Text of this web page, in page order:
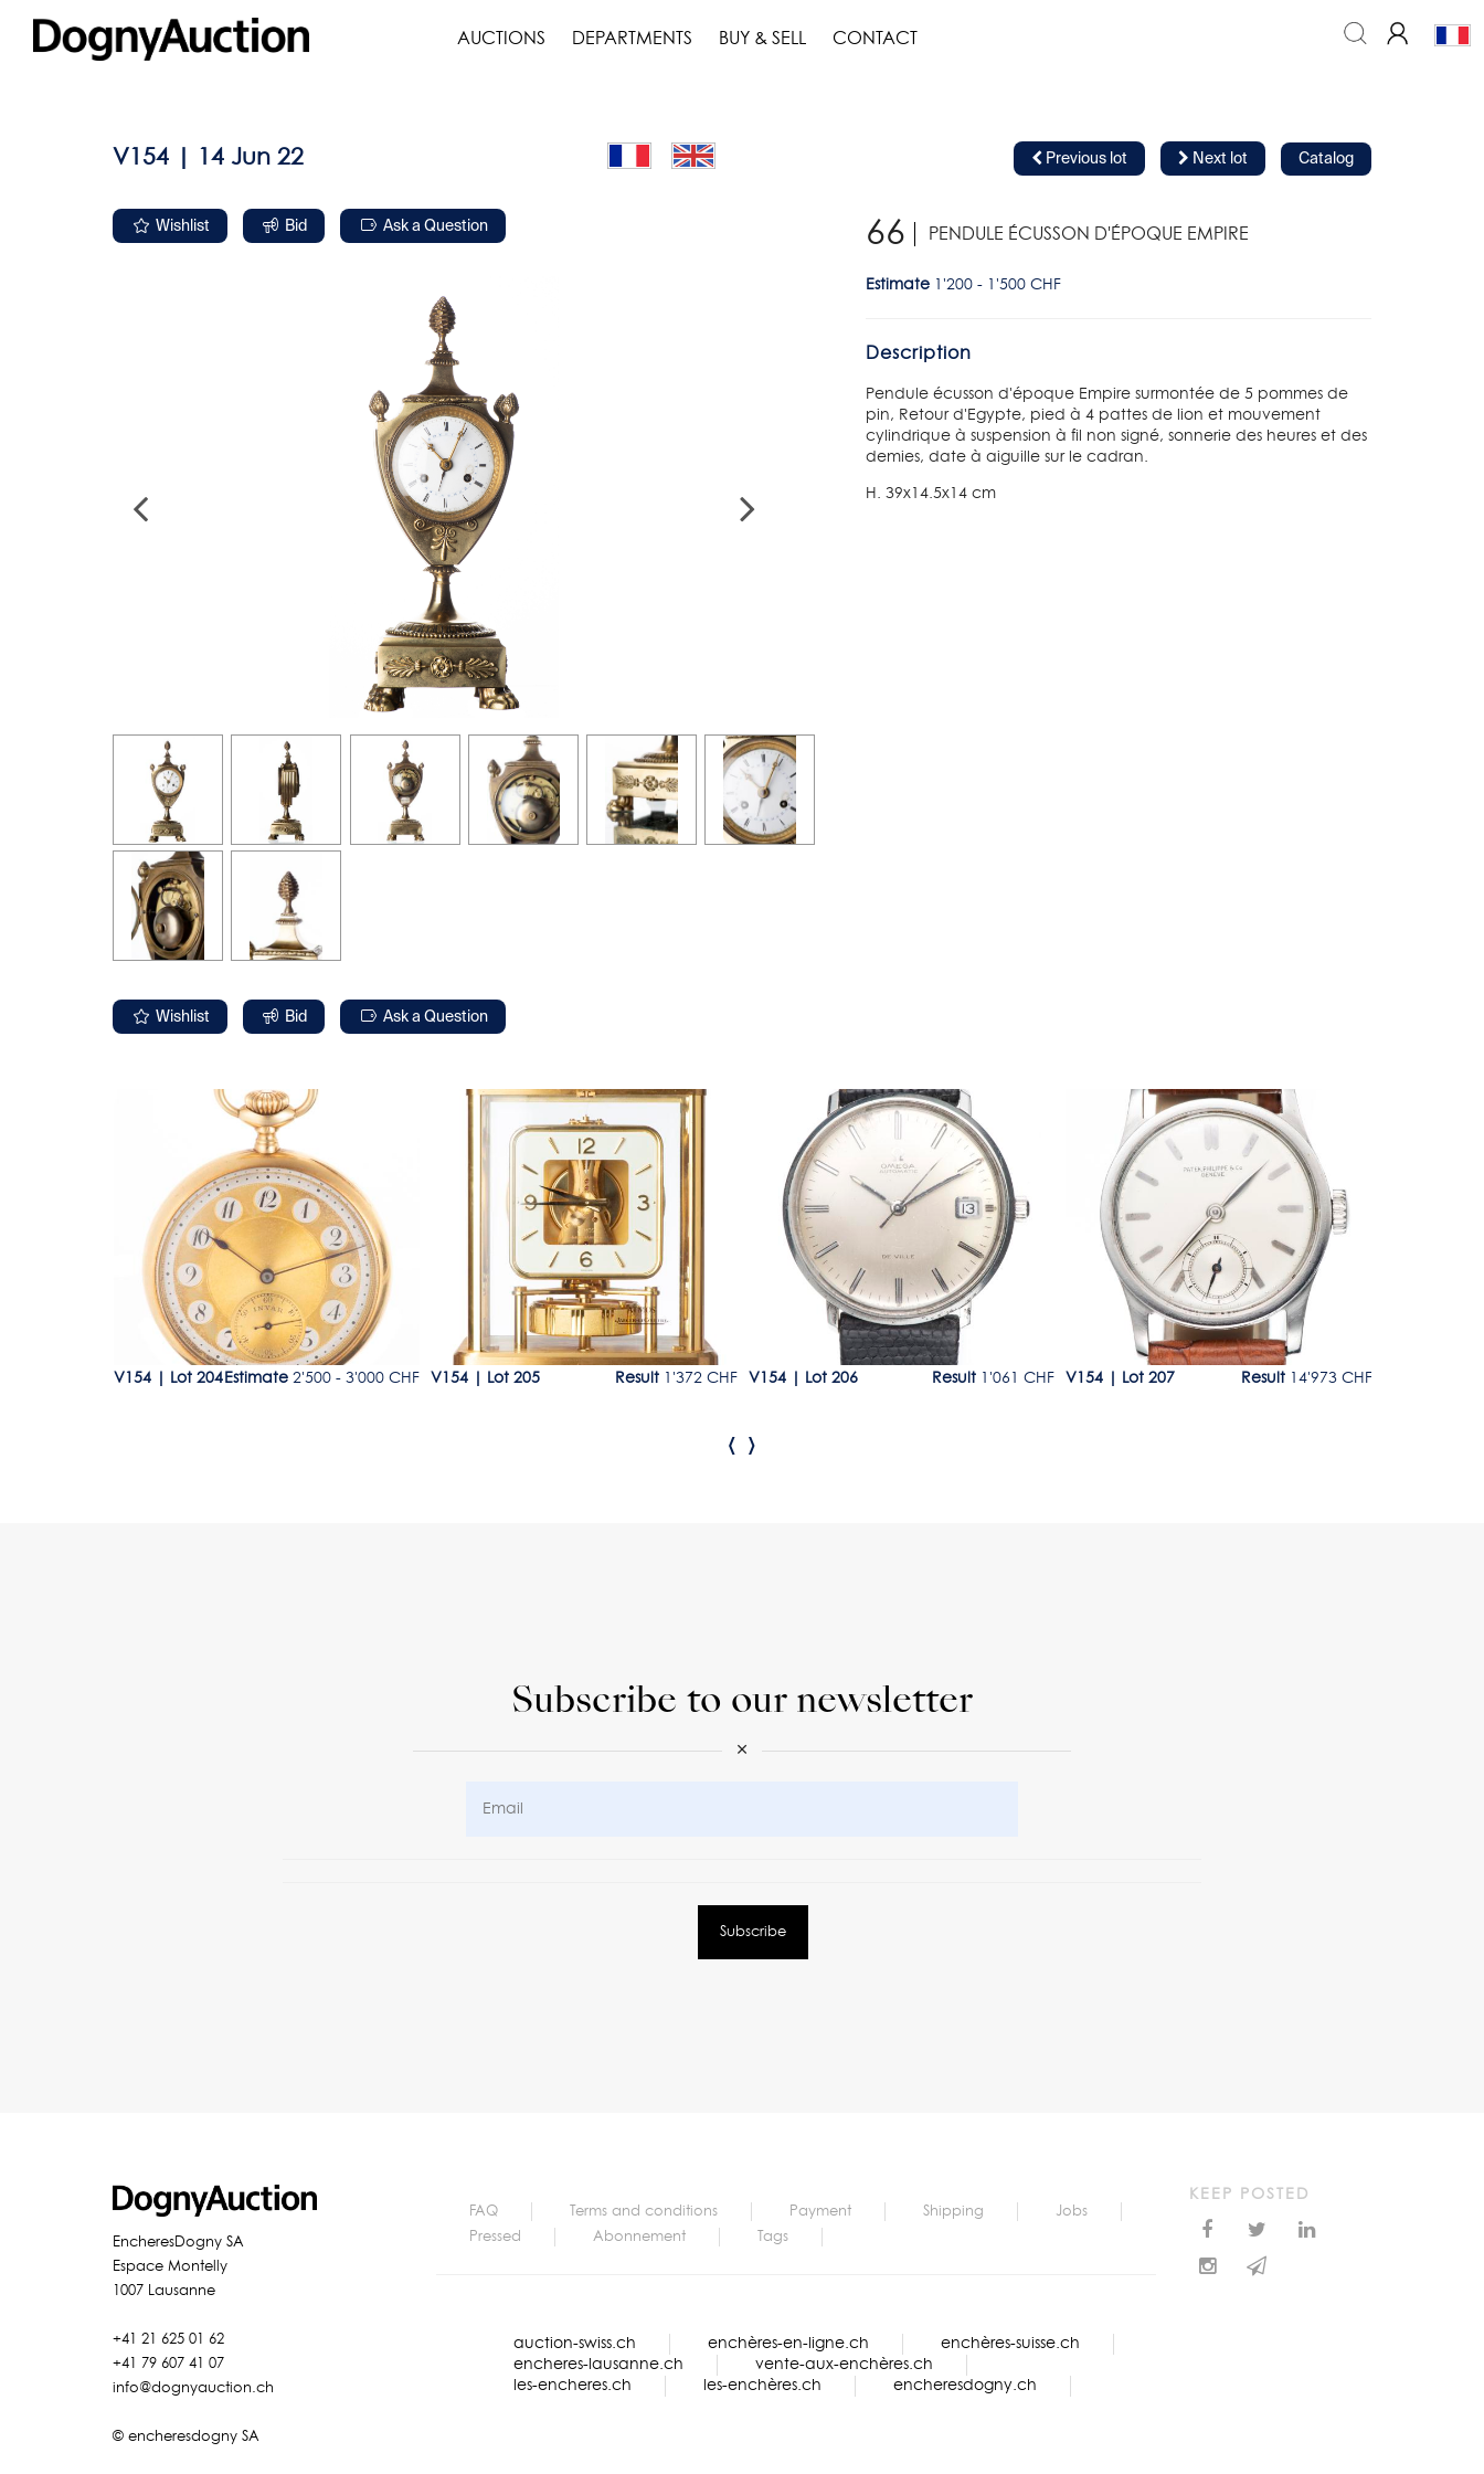
AUCTIONS DEPARTMENTS BUY & SELL CONTACT
V154 | 14 Jun 22 Previous lot Next lot Catalog
Wishlist Bid Ask a Question
Wishlist Bid Ask a Question
66 PENDULE ÉCUSSON D'ÉPOQUE EMPIRE
Estimate 1'200 - 1'500 CHF
Description
Pendule écusson d'époque Empire surmontée de 5 pommes de
pin, Retour d'Egypte, pied à 4 pattes de lion et mouvement
cylindrique à suspension à fil non signé, sonnerie des heures et des
demies, date à aiguille sur le cadran.
H. 39x14.5x14 cm
V154| Lot 204 Estimate 2'500 - 3'000 CHF
Lot 205
V154 Lot 205 Result1'372 CHF
Lot 206
V154| Lot 206 Result 1'061 CHF
Lot 207
V154 Lot 207 Result14'973 CHF
‹ ›
Subscribe to our newsletter
×
EncheresDogny SA
Espace Montelly
1007 Lausanne
+41 21 625 01 62
+41 79 607 41 07
info@dognyauction.ch
© encheresdogny SA
FAQ Terms and conditions Payment Shipping
Jobs
Pressed
Abonnement Tags
auction-swiss.ch enchères-en-ligne.ch
enchères-suisse.ch
encheres-lausanne.ch
vente-aux-enchères.ch
les-encheres.ch
les-enchères.ch encheresdogny.ch
KEEP POSTED